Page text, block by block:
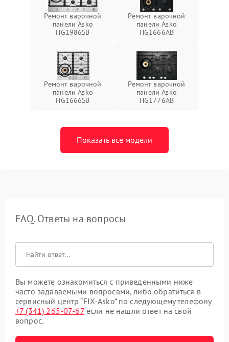
Ремонт варочной
панели Asko
HG1986SB
Ремонт варочной
панели Asko
HG1666AB
Ремонт варочной
панели Asko
HG1666SB
Ремонт варочной
панели Asko
HG1776AB
Показать все модели
FAQ. Ответы на вопросы
Вы можете ознакомиться с приведенными ниже
часто задаваемыми вопросами, либо обратиться в
сервисный центр “FIX-Asko” по следующему телефону
+7 (341) 265-07-67если не нашли ответ на свой
вопрос.